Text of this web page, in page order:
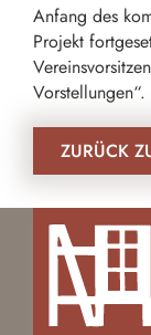
Anfang des
Projekt
Vorstellungen“.
ZURÜCK